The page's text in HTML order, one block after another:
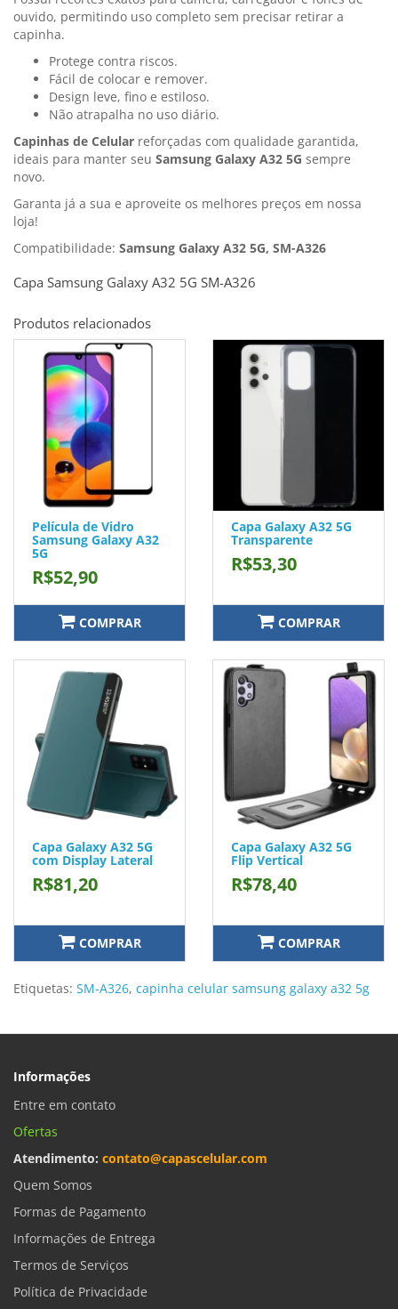
ouvido, permitindo uso completo sem precisar retirar a
capinha.
Protege contra riscos.
Fácil de colocar e remover.
Design leve, fino e estiloso.
Não atrapalha no uso diário.
Capinhas de Celular reforçadas com qualidade garantida,
ideais para manter seu Samsung Galaxy A32 5G sempre
novo.
Garanta já a sua e aproveite os melhores preços em nossa
loja!
Compatibilidade: Samsung Galaxy A32 5G, SM-A326
Capa Samsung Galaxy A32 5G SM-A326
Produtos relacionados
Película de Vidro
Samsung Galaxy A32
5G
R$52,90
COMPRAR
Capa Galaxy A32 5G
Transparente
R$53,30
COMPRAR
Capa Galaxy A32 5G
com Display Lateral
R$81,20
COMPRAR
Capa Galaxy A32 5G
Flip Vertical
R$78,40
COMPRAR
Etiquetas: SM-A326, capinha celular samsung galaxy a32 5g
Informações
Entre em contato
Ofertas
Atendimento: contato@capascelular.com
Quem Somos
Formas de Pagamento
Informações de Entrega
Termos de Serviços
Política de Privacidade